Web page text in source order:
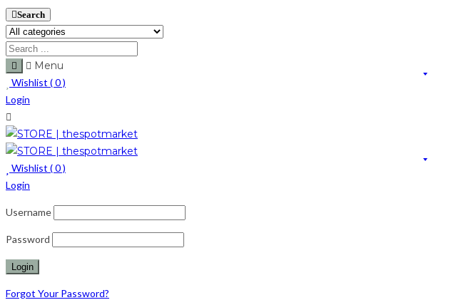
Search
Menu
Wishlist (0)
Login
Wishlist (0)
Login
Username
Password
Forgot Your Password?